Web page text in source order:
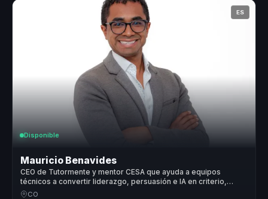
ES
Disponible
Mauricio Benavides
CEO de Tutormente y mentor CESA que ayuda a equipos
técnicos a convertir liderazgo, persuasión e IA en criterio,
influencia y acción.
CO